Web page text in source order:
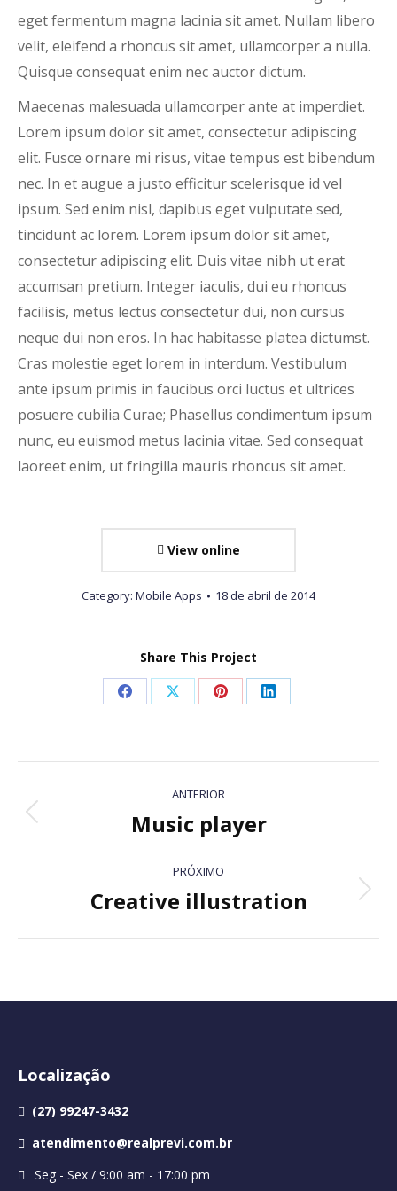
eget fermentum magna lacinia sit amet. Nullam libero
velit, eleifend a rhoncus sit amet, ullamcorper a nulla.
Quisque consequat enim nec auctor dictum.
Maecenas malesuada ullamcorper ante at imperdiet.
Lorem ipsum dolor sit amet, consectetur adipiscing
elit. Fusce ornare mi risus, vitae tempus est bibendum
nec. In et augue a justo efficitur scelerisque id vel
ipsum. Sed enim nisl, dapibus eget vulputate sed,
tincidunt ac lorem. Lorem ipsum dolor sit amet,
consectetur adipiscing elit. Duis vitae nibh ut erat
accumsan pretium. Integer iaculis, dui eu rhoncus
facilisis, metus lectus consectetur dui, non cursus
neque dui non eros. In hac habitasse platea dictumst.
Cras molestie eget lorem in interdum. Vestibulum
ante ipsum primis in faucibus orci luctus et ultrices
posuere cubilia Curae; Phasellus condimentum ipsum
nunc, eu euismod metus lacinia vitae. Sed consequat
laoreet enim, ut fringilla mauris rhoncus sit amet.
View online
Category: Mobile Apps 18 de abril de 2014
Share This Project
Share
Facebook
Share
X
Share
Pinterest
Share
LinkedIn
navigation
ANTERIOR
Previous
Music player
PRÓXIMO
Next
Creative illustration
Localização
(27) 99247-3432
atendimento@realprevi.com.br
Seg - Sex / 9:00 am - 17:00 pm